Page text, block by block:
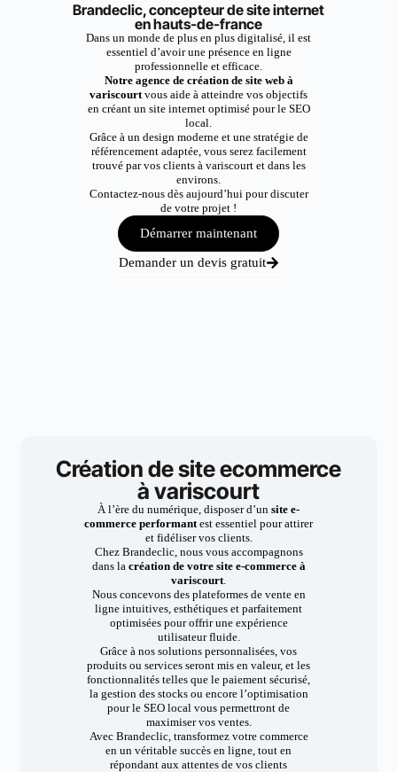
Brandeclic, concepteur de site internet
en hauts-de-france
Dans un monde de plus en plus digitalisé, il est
essentiel d’avoir une présence en ligne
professionnelle et efficace.
Notre agence de création de site web à
variscourtvous aide à atteindre vos objectifs
en créant un site internet optimisé pour le SEO
local.
Grâce à un design moderne et une stratégie de
référencement adaptée, vous serez facilement
trouvé par vos clients à variscourt et dans les
environs.
Contactez-nous dès aujourd’hui pour discuter
de votre projet !
Démarrer maintenant
Demander un devis gratuit
Création de site ecommerce
à variscourt
À l’ère du numérique, disposer d’un site e-
commerce performantest essentiel pour attirer
et fidéliser vos clients.
Chez Brandeclic, nous vous accompagnons
dans la création de votre site e-commerce à
variscourt.
Nous concevons des plateformes de vente en
ligne intuitives, esthétiques et parfaitement
optimisées pour offrir une expérience
utilisateur fluide.
Grâce à nos solutions personnalisées, vos
produits ou services seront mis en valeur, et les
fonctionnalités telles que le paiement sécurisé,
la gestion des stocks ou encore l’optimisation
pour le SEO local vous permettront de
maximiser vos ventes.
Avec Brandeclic, transformez votre commerce
en un véritable succès en ligne, tout en
répondant aux attentes de vos clients